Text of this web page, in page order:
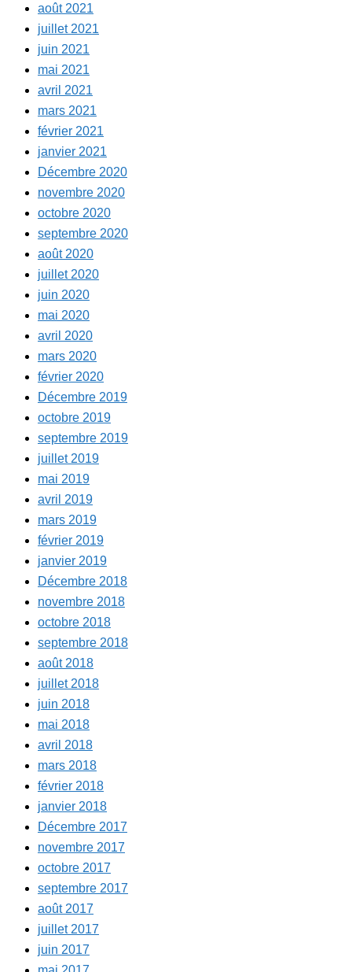
août 2021
juillet 2021
juin 2021
mai 2021
avril 2021
mars 2021
février 2021
janvier 2021
Décembre 2020
novembre 2020
octobre 2020
septembre 2020
août 2020
juillet 2020
juin 2020
mai 2020
avril 2020
mars 2020
février 2020
Décembre 2019
octobre 2019
septembre 2019
juillet 2019
mai 2019
avril 2019
mars 2019
février 2019
janvier 2019
Décembre 2018
novembre 2018
octobre 2018
septembre 2018
août 2018
juillet 2018
juin 2018
mai 2018
avril 2018
mars 2018
février 2018
janvier 2018
Décembre 2017
novembre 2017
octobre 2017
septembre 2017
août 2017
juillet 2017
juin 2017